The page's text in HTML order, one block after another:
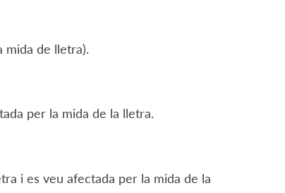
mida de lletra).
per la mida de la lletra.
i es veu afectada per la mida de la